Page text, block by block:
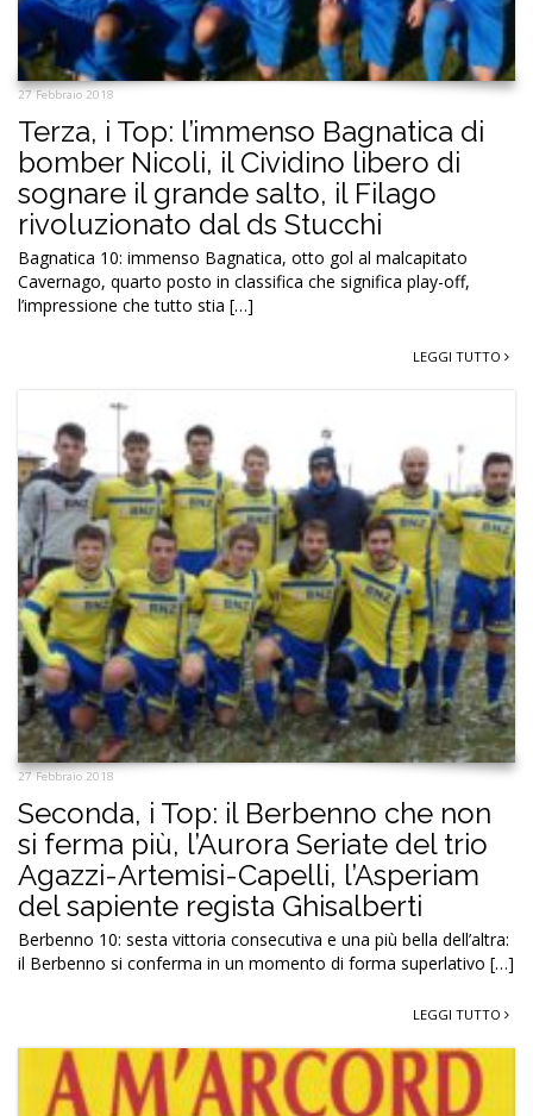
27 Febbraio 2018
Terza, i Top: l’immenso Bagnatica di
bomber Nicoli, il Cividino libero di
sognare il grande salto, il Filago
rivoluzionato dal ds Stucchi
Bagnatica 10: immenso Bagnatica, otto gol al malcapitato
Cavernago, quarto posto in classifica che significa play-off,
l’impressione che tutto stia […]
LEGGI TUTTO
27 Febbraio 2018
Seconda, i Top: il Berbenno che non
si ferma più, l’Aurora Seriate del trio
Agazzi-Artemisi-Capelli, l’Asperiam
del sapiente regista Ghisalberti
Berbenno 10: sesta vittoria consecutiva e una più bella dell’altra:
il Berbenno si conferma in un momento di forma superlativo […]
LEGGI TUTTO